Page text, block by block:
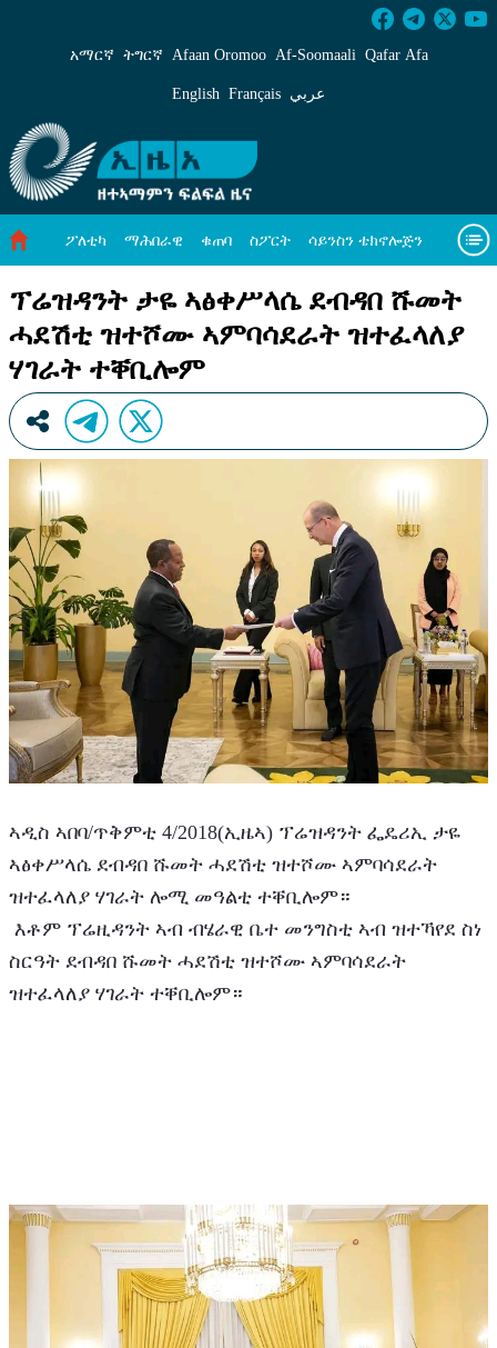
ፕሬዝዳንት ታዬ ኣፅቀሥላሴ ደብዳበ ሹመት ሓደሽቲ
አማርኛ ትግርኛ Afaan Oromoo Af‑Soomaali Qafar Afa
English Français عربي
ፖለቲካ ማሕበራዊ ቁጠባ ስፖርት ሳይንስን ቴክኖሎጅን
ፕሬዝዳንት ታዬ ኣፅቀሥላሴ ደብዳበ ሹመት
ሓደሽቲ ዝተሾሙ ኣምባሳደራት ዝተፈላለያ
ሃገራት ተቐቢሎም
ኣዲስ ኣበባ/ጥቅምቲ 4/2018(ኢዜኣ) ፕሬዝዳንት ፌዴሪኢ ታዬ
ኣፅቀሥላሴ ደብዳበ ሹመት ሓደሽቲ ዝተሾሙ ኣምባሳደራት
ዝተፈላለያ ሃገራት ሎሚ መዓልቲ ተቐቢሎም።
ስርዓት ደብዳበ ሹመት ሓደሽቲ ዝተሾሙ ኣምባሳደራት
ዝተፈላለያ ሃገራት ተቐቢሎም።